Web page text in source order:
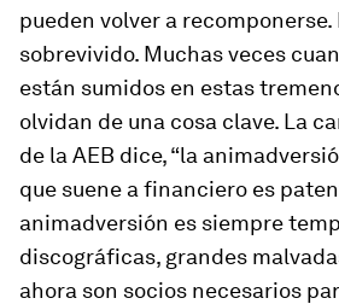
pueden volver a recomponerse.
sobrevivido. Muchas veces
están sumidos en estas
olvidan de una cosa clave. La
de la AEB dice, “la
que suene a financiero es
animadversión es siempre
discográficas, grandes
ahora son socios necesarios